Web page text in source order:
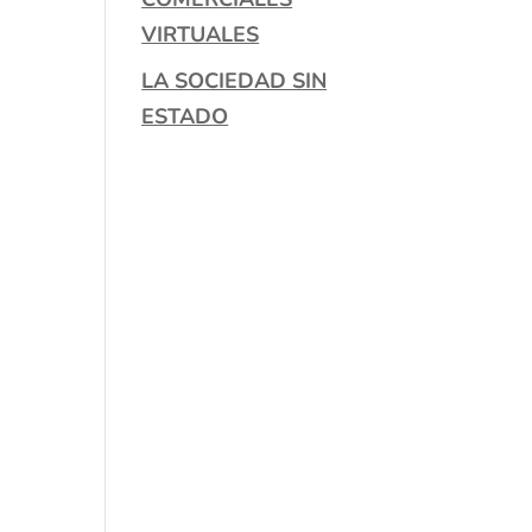
VIRTUALES
LA SOCIEDAD SIN
ESTADO